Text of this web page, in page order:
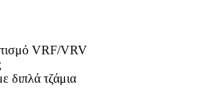
VRF/VRV
διπλά τζάμια